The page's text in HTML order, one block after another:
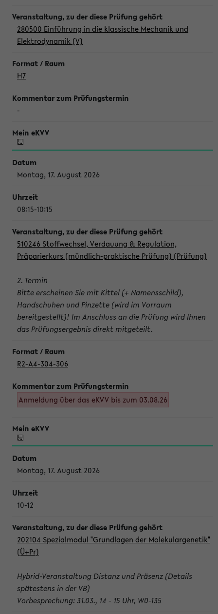
280500 Einführung in die klassische Mechanik und
Elektrodynamik (V)
H7
-
Montag, 17. August 2026
08:15-10:15
510246 Stoffwechsel, Verdauung & Regulation,
Präparierkurs (mündlich-praktische Prüfung) (Prüfung)
2. Termin
Bitte erscheinen Sie mit Kittel (+ Namensschild),
Handschuhen und Pinzette (wird im Vorraum
bereitgestellt)! Im Anschluss an die Prüfung wird Ihnen
das Prüfungsergebnis direkt mitgeteilt.
R2-A4-304-306
Anmeldung über das eKVV bis zum 03.08.26
Montag, 17. August 2026
10-12
202104 Spezialmodul "Grundlagen der Molekulargenetik"
(Ü+Pr)
Hybrid-Veranstaltung Distanz und Präsenz (Details
spätestens in der VB)
Vorbesprechung: 31.03., 14 - 15 Uhr, W0-135